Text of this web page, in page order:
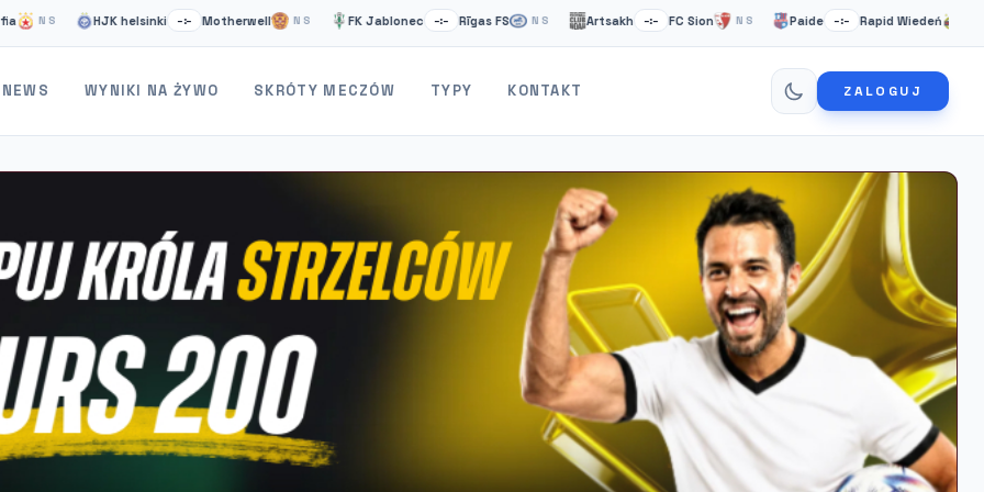
HJK helsinki –:– Motherwell NS FK Jablonec –:– Rīgas FS NS Artsakh –:– FC Sion NS Paide –:– Rapid Wiedeń NS
NEWS WYNIKI NA ŻYWO SKRÓTY MECZÓW TYPY KONTAKT ZALOGUJ